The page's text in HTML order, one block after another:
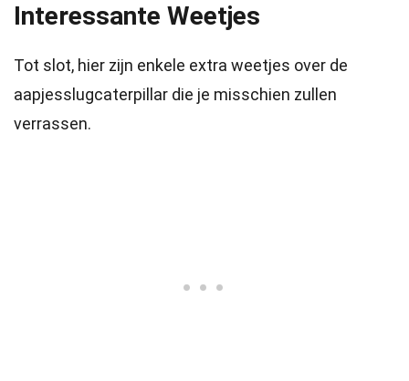
Interessante Weetjes
Tot slot, hier zijn enkele extra weetjes over de
aapjesslugcaterpillar die je misschien zullen
verrassen.